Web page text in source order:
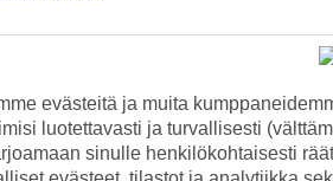
evästeitä ja muita
luotettavasti ja turvallisesti
sinulle henkilökohtaisesti